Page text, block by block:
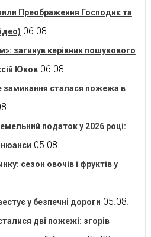
Преображення Господнє та
06.08.
загинув керівник пошукового
Юков 06.08.
замикання сталася пожежа в
податок у 2026 році:
нюанси 05.08.
сезон овочів і фруктів у
у безпечні дороги 05.08.
дві пожежі: згорів